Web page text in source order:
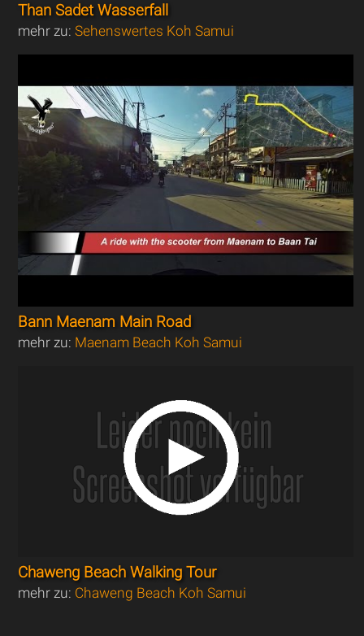
Than Sadet Wasserfall
mehr zu:Sehenswertes Koh Samui
Bann Maenam Main Road
mehr zu: Maenam Beach Koh Samui
Chaweng Beach Walking Tour
mehr zu: Chaweng Beach Koh Samui